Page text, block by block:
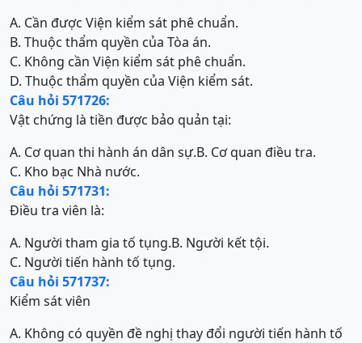
A. Cần được Viện kiểm sát phê chuẩn.
B. Thuộc thẩm quyền của Tòa án.
C. Không cần Viện kiểm sát phê chuẩn.
D. Thuộc thẩm quyền của Viện kiểm sát.
Câu hỏi 571726:
Vật chứng là tiền được bảo quản tại:
A. Cơ quan thi hành án dân sự.B. Cơ quan điều tra.
C. Kho bạc Nhà nước.
Câu hỏi 571731:
Điều tra viên là:
A. Người tham gia tố tụng.B. Người kết tội.
C. Người tiến hành tố tụng.
Câu hỏi 571737:
Kiểm sát viên
A. Không có quyền đề nghị thay đổi người tiến hành tố